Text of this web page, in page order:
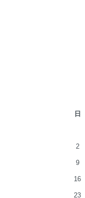
日
2
9
16
23